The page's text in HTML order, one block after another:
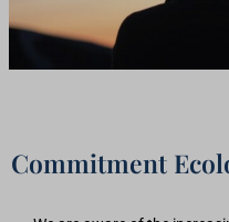
Commitment